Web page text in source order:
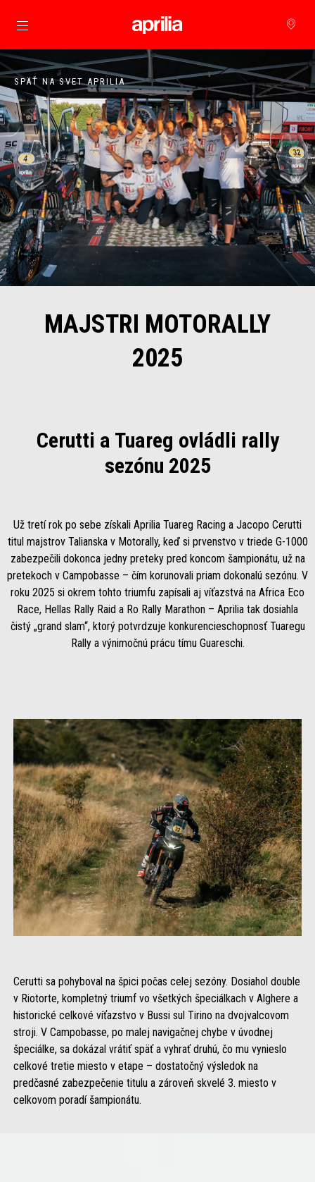
Prejsť na hlavný obsah
SPÄŤ NA SVET APRILIA
MAJSTRI MOTORALLY
2025
Cerutti a Tuareg ovládli rally
sezónu 2025
Už tretí rok po sebe získali Aprilia Tuareg Racing a Jacopo Cerutti
titul majstrov Talianska v Motorally, keď si prvenstvo v triede G-1000
zabezpečili dokonca jedny preteky pred koncom šampionátu, už na
pretekoch v Campobasse – čím korunovali priam dokonalú sezónu. V
roku 2025 si okrem tohto triumfu zapísali aj víťazstvá na Africa Eco
Race, Hellas Rally Raid a Ro Rally Marathon – Aprilia tak dosiahla
čistý „grand slam“, ktorý potvrdzuje konkurencieschopnosť Tuaregu
Rally a výnimočnú prácu tímu Guareschi.
Cerutti sa pohyboval na špici počas celej sezóny. Dosiahol double
v Riotorte, kompletný triumf vo všetkých špeciálkach v Alghere a
historické celkové víťazstvo v Bussi sul Tirino na dvojvalcovom
stroji. V Campobasse, po malej navigačnej chybe v úvodnej
špeciálke, sa dokázal vrátiť späť a vyhrať druhú, čo mu vynieslo
celkové tretie miesto v etape – dostatočný výsledok na
predčasné zabezpečenie titulu a zároveň skvelé 3. miesto v
celkovom poradí šampionátu.